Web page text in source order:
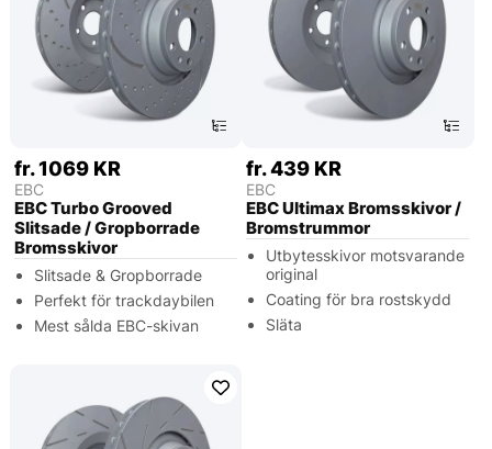
fr. 1069 KR
EBC
EBC Turbo Grooved
Slitsade / Gropborrade
Bromsskivor
Slitsade & Gropborrade
Perfekt för trackdaybilen
Mest sålda EBC-skivan
fr. 439 KR
EBC
EBC Ultimax Bromsskivor /
Bromstrummor
Utbytesskivor motsvarande
original
Coating för bra rostskydd
Släta